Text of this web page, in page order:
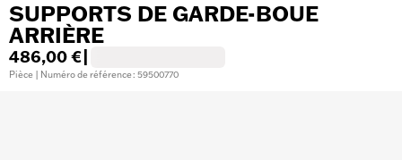
SUPPORTS DE GARDE-BOUE
ARRIÈRE
486,00 €
Pièce | Numéro de référence : 59500770